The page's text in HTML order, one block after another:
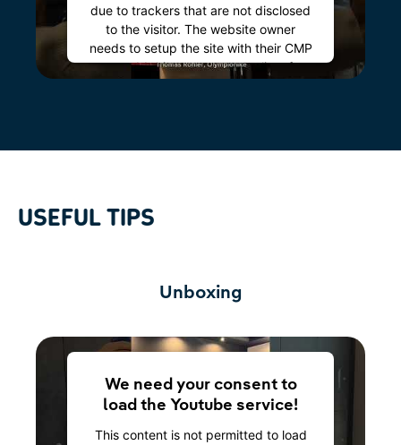
due to trackers that are not disclosed
to the visitor. The website owner
needs to setup the site with their CMP
to add this content to the list of
USEFUL TIPS
Unboxing
We need your consent to
load the Youtube service!
This content is not permitted to load